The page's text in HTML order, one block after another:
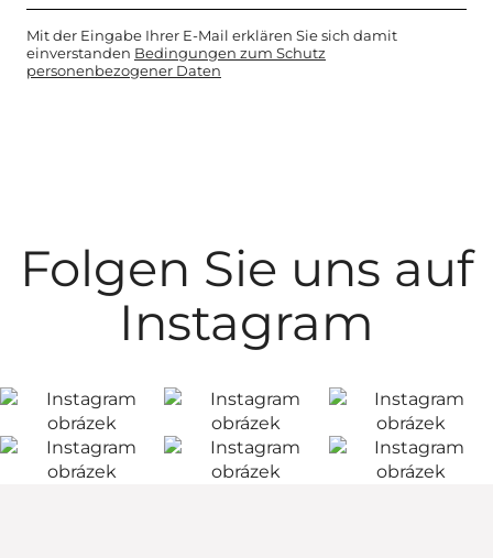
Mit der Eingabe Ihrer E-Mail erklären Sie sich damit
einverstanden Bedingungen zum Schutz
personenbezogener Daten
Folgen Sie uns auf
Instagram